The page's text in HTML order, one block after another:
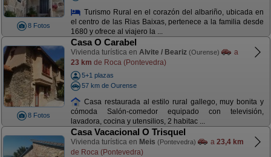
8 Fotos
Turismo Rural en el corazón del albariño, ubicada en
el centro de las Rias Baixas, pertenece a la familia desde
1680 y ofrece al viajero la ...
8 Fotos
Casa O Carabel
Vivienda turística en Alvite / Beariz (Ourense)
a
23 km de Roca (Pontevedra)
5+1 plazas
57 km de Ourense
Casa restaurada al estilo rural gallego, muy bonita y
cómoda Salón-comedor equipado con televisión,
lavadora, cocina y utensilios, 2 habitac ...
Casa Vacacional O Trisquel
Vivienda turística en Meis (Pontevedra) a 23,4 km
de Roca (Pontevedra)